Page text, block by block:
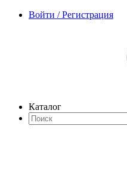
Войти / Регистрация
Каталог